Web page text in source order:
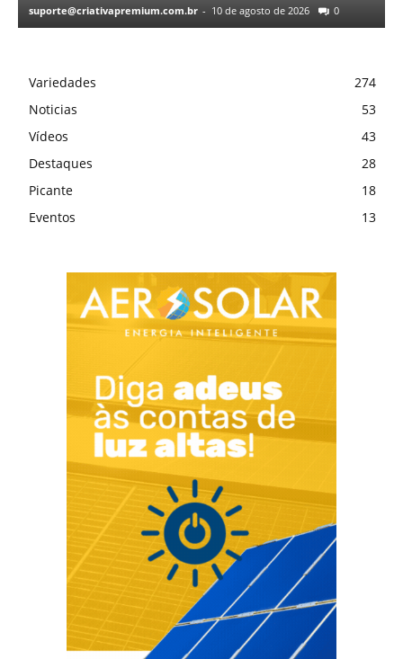
suporte@criativapremium.com.br - 10 de agosto de 2026 0
Variedades
274
Noticias
53
Vídeos
43
Destaques
28
Picante
18
Eventos
13